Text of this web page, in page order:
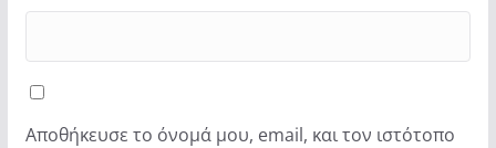
Αποθήκευσε το όνομά μου, email, και τον ιστότοπο